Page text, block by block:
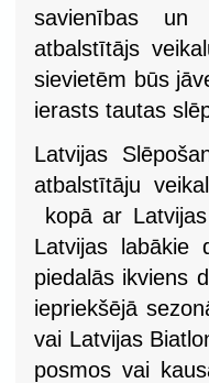
savienības un
atbalstītājs
sievietēm būs
ierasts tautas
Latvijas
atbalstītāju
kopā ar
Latvijas labākie
piedalās ikviens
iepriekšējā
vai Latvijas
posmos vai